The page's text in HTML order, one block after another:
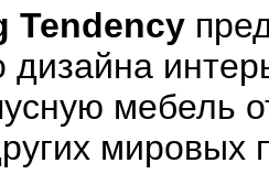
Tendency
дизайна
мебель